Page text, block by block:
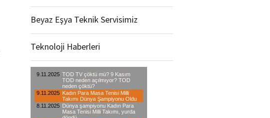
Beyaz Eşya Teknik Servisimiz
Teknoloji Haberleri